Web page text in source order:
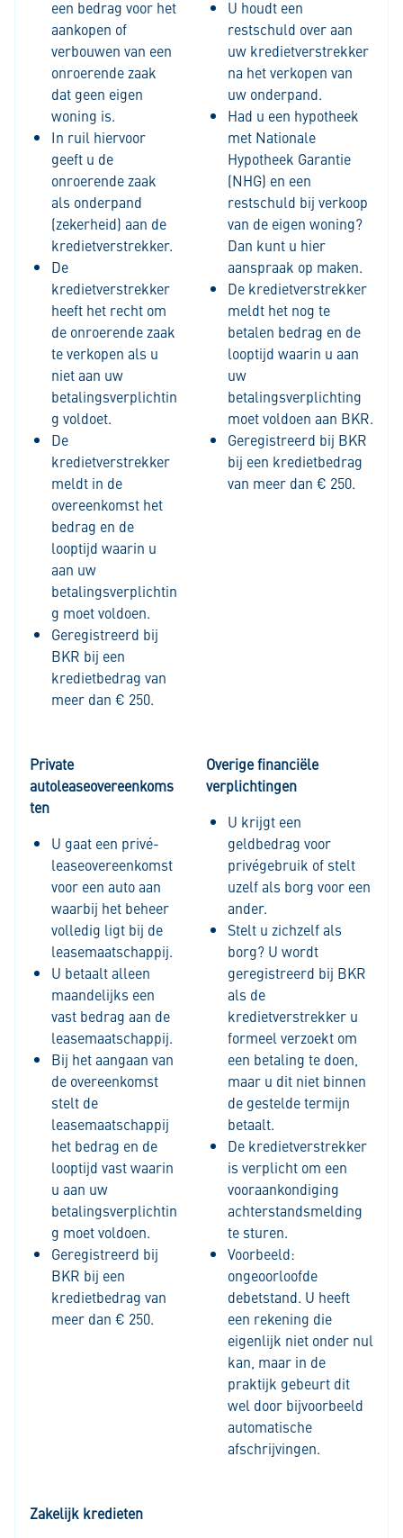
een bedrag voor het
aankopen of
verbouwen van een
onroerende zaak
dat geen eigen
woning is.
In ruil hiervoor
geeft u de
onroerende zaak
als onderpand
(zekerheid) aan de
kredietverstrekker.
De
kredietverstrekker
heeft het recht om
de onroerende zaak
te verkopen als u
niet aan uw
betalingsverplichtin
g voldoet.
De
kredietverstrekker
meldt in de
overeenkomst het
bedrag en de
looptijd waarin u
aan uw
betalingsverplichtin
g moet voldoen.
Geregistreerd bij
BKR bij een
kredietbedrag van
meer dan € 250.
U houdt een
restschuld over aan
uw kredietverstrekker
na het verkopen van
uw onderpand.
Had u een hypotheek
met Nationale
Hypotheek Garantie
(NHG) en een
restschuld bij verkoop
van de eigen woning?
Dan kunt u hier
aanspraak op maken.
De kredietverstrekker
meldt het nog te
betalen bedrag en de
looptijd waarin u aan
uw
betalingsverplichting
moet voldoen aan BKR.
Geregistreerd bij BKR
bij een kredietbedrag
van meer dan € 250.
Private
autoleaseovereenkoms
ten
U gaat een privé-
leaseovereenkomst
voor een auto aan
waarbij het beheer
volledig ligt bij de
leasemaatschappij.
U betaalt alleen
maandelijks een
vast bedrag aan de
leasemaatschappij.
Bij het aangaan van
de overeenkomst
stelt de
leasemaatschappij
het bedrag en de
looptijd vast waarin
u aan uw
betalingsverplichtin
g moet voldoen.
Geregistreerd bij
BKR bij een
kredietbedrag van
meer dan € 250.
Overige financiële
verplichtingen
U krijgt een
geldbedrag voor
privégebruik of stelt
uzelf als borg voor een
ander.
Stelt u zichzelf als
borg? U wordt
geregistreerd bij BKR
als de
kredietverstrekker u
formeel verzoekt om
een betaling te doen,
maar u dit niet binnen
de gestelde termijn
betaalt.
De kredietverstrekker
is verplicht om een
vooraankondiging
achterstandsmelding
te sturen.
Voorbeeld:
ongeoorloofde
debetstand. U heeft
een rekening die
eigenlijk niet onder nul
kan, maar in de
praktijk gebeurt dit
wel door bijvoorbeeld
automatische
afschrijvingen.
Zakelijk kredieten